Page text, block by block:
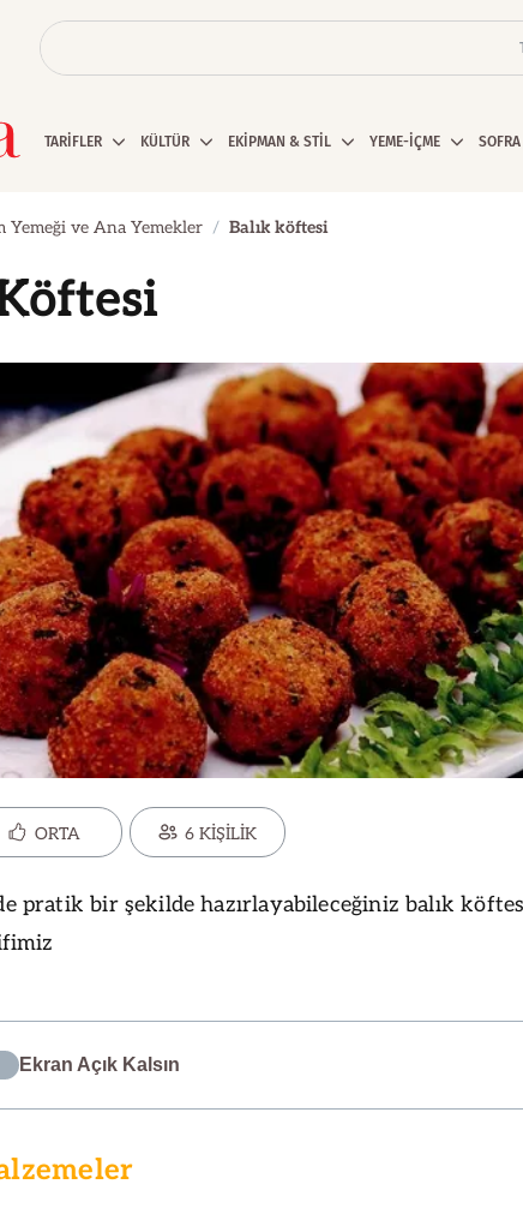
TARİFLER KÜLTÜR EKİPMAN & STİL YEME-İÇME
Yemeği ve Ana Yemekler Balık köftesi
ORTA 6 KİŞİLİK
pratik bir şekilde hazırlayabileceğiniz balık
Ekran Açık Kalsın